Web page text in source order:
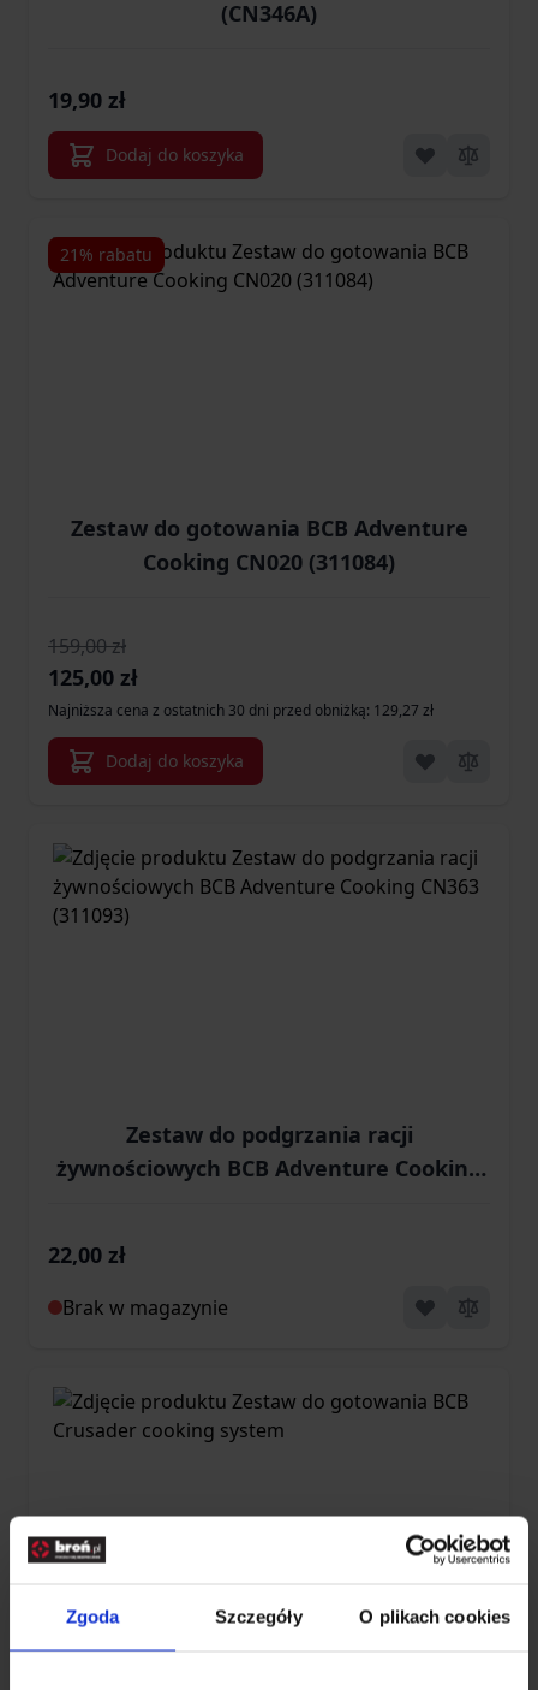
Zgoda Szczegóły O plikach cookies
(CN346A)
19,90 zł
Dodaj do koszyka
21% rabatu
Zestaw do gotowania BCB Adventure
Cooking CN020 (311084)
159,00 zł
Cena promocyjna
125,00 zł
Najniższa cena z ostatnich 30 dni przed obniżką: 129,27 zł
Dodaj do koszyka
Zestaw do podgrzania racji
żywnościowych BCB Adventure Cooking
22,00 zł
Brak w magazynie